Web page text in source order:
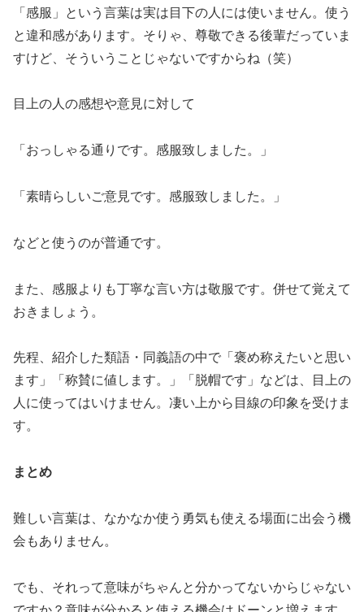
「感服」という言葉は実は目下の人には使いません。使う
と違和感があります。そりゃ、尊敬できる後輩だっていま
すけど、そういうことじゃないですからね（笑）
目上の人の感想や意見に対して
「おっしゃる通りです。感服致しました。」
「素晴らしいご意見です。感服致しました。」
などと使うのが普通です。
また、感服よりも丁寧な言い方は敬服です。併せて覚えて
おきましょう。
先程、紹介した類語・同義語の中で「褒め称えたいと思い
ます」「称賛に値します。」「脱帽です」などは、目上の
人に使ってはいけません。凄い上から目線の印象を受けま
す。
まとめ
難しい言葉は、なかなか使う勇気も使える場面に出会う機
会もありません。
でも、それって意味がちゃんと分かってないからじゃない